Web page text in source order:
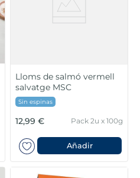
Lloms de salmó vermell
salvatge MSC
Sin espinas
12,99 € Pack 2u x 100g
Añadir